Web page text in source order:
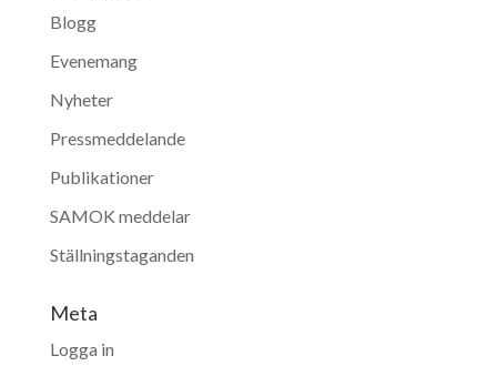
Blogg
Evenemang
Nyheter
Pressmeddelande
Publikationer
SAMOK meddelar
Ställningstaganden
Meta
Logga in